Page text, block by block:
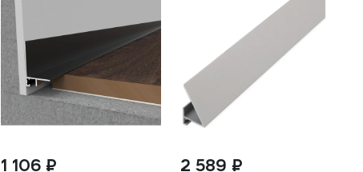
1 106 ₽ 2 589 ₽